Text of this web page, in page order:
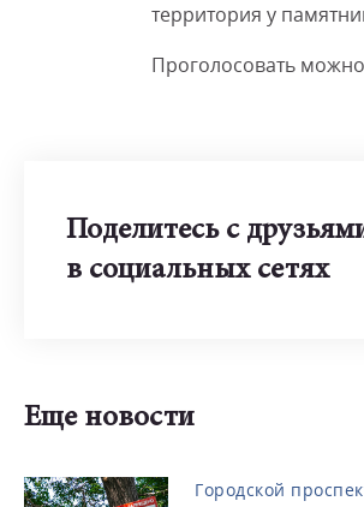
территория у
Проголосовать можно
Поделитесь с
в социальных сетях
Еще новости
Городской